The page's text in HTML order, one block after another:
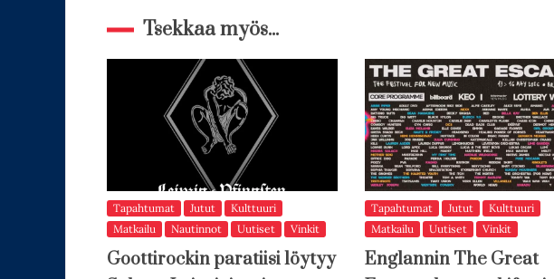
Tsekkaa myös...
Tapahtumat Jutut
Kulttuuri
Matkailu
Nautinnot Uutiset Vinkit
Goottirockin paratiisi löytyy
Tapahtumat Jutut
Kulttuuri
Matkailu
Uutiset Vinkit
Englannin The Great